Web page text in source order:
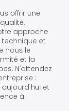
offrir une
approche
et
nous le
et la
N'attendez
:
aujourd'hui et
à